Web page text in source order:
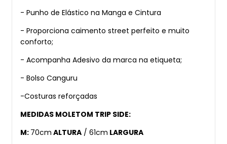
- Punho de Elástico na Manga e Cintura
- Proporciona caimento street perfeito e muito
conforto;
- Acompanha Adesivo da marca na etiqueta;
- Bolso Canguru
-Costuras reforçadas
MEDIDAS MOLETOM TRIP SIDE:
M: 70cm ALTURA / 61cm LARGURA